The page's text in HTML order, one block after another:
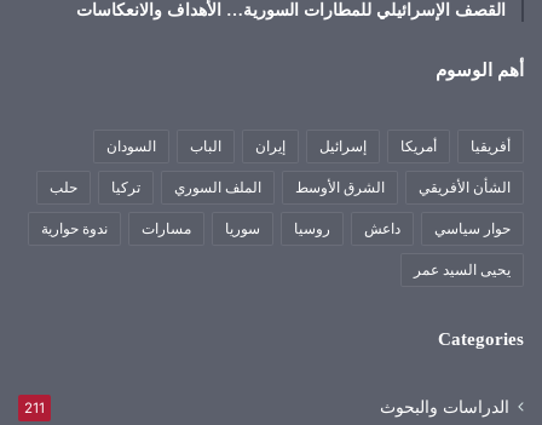
القصف الإسرائيلي للمطارات السورية… الأهداف والانعكاسات
أهم الوسوم
أفريقيا أمريكا إسرائيل إيران الباب السودان
الشأن الأفريقي الشرق الأوسط الملف السوري تركيا حلب
حوار سياسي داعش روسيا سوريا مسارات ندوة حوارية
يحيى السيد عمر
Categories
الدراسات والبحوث 211